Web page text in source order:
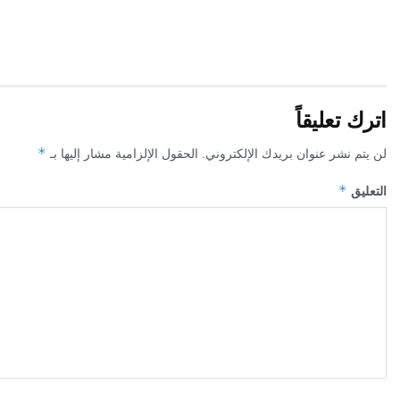
اترك تعليقاً
لن يتم نشر عنوان بريدك الإلكتروني. الحقول الإلزامية مشار إليها بـ *
التعليق *